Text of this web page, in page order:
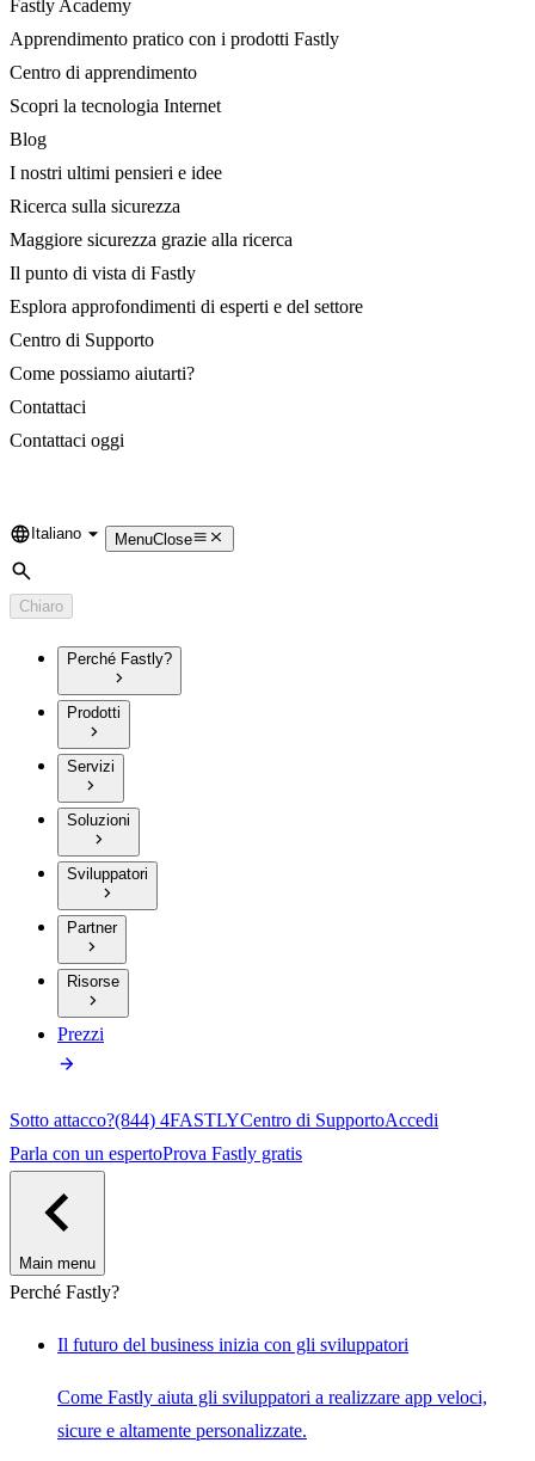
Fastly Academy
Apprendimento pratico con i prodotti Fastly
Centro di apprendimento
Scopri la tecnologia Internet
Blog
I nostri ultimi pensieri e idee
Ricerca sulla sicurezza
Maggiore sicurezza grazie alla ricerca
Il punto di vista di Fastly
Esplora approfondimenti di esperti e del settore
Centro di Supporto
Come possiamo aiutarti?
Contattaci
Contattaci oggi
Language
Italiano MenuClose
Cerca
Chiaro
Perché Fastly?
Prodotti
Servizi
Soluzioni
Sviluppatori
Partner
Risorse
Prezzi
Sotto attacco?(844) 4FASTLYCentro di SupportoAccedi
Parla con un espertoProva Fastly gratis
Main menu
Perché Fastly?
Il futuro del business inizia con gli sviluppatori
Come Fastly aiuta gli sviluppatori a realizzare app veloci,
sicure e altamente personalizzate.